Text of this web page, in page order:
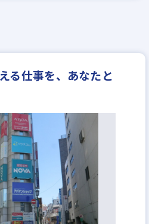
年間休日120日以上
反響営業
る仕事を、あなたと